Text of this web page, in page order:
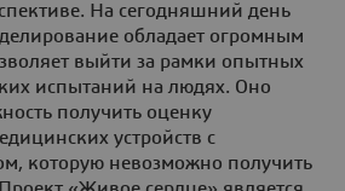
. На сегодняшний день
обладает огромным
выйти за рамки опытных
испытаний на людях. Оно
получить оценку
устройств с
которую невозможно получить